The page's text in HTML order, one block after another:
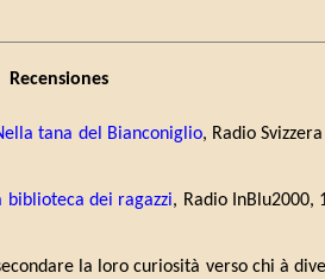
Recensiones
tana del Bianconiglio, Radio
biblioteca dei ragazzi, Radio InBlu2000,
la loro curiosità verso chi à